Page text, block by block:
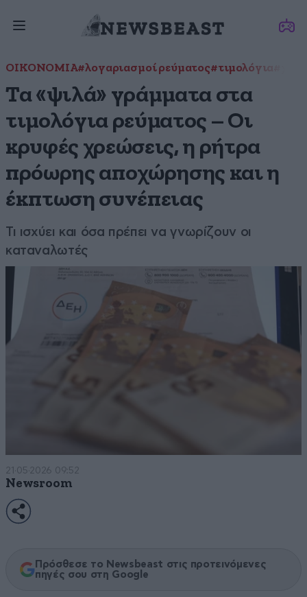
ΟΙΚΟΝΟΜΙΑ#λογαριασμοί ρεύματος#τιμολόγια
Τα «ψιλά» γράμματα στα
τιμολόγια ρεύματος – Οι
κρυφές χρεώσεις, η ρήτρα
πρόωρης αποχώρησης και η
έκπτωση συνέπειας
Τι ισχύει και όσα πρέπει να γνωρίζουν οι
καταναλωτές
21·05·2026 09:52
Newsroom
Πρόσθεσε το Newsbeast στις προτεινόμενες
πηγές σου στη Google